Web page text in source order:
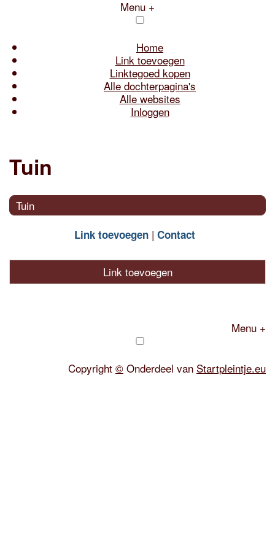
Menu +
Home
Link toevoegen
Linktegoed kopen
Alle dochterpagina's
Alle websites
Inloggen
Tuin
Tuin
Link toevoegen Contact
Link toevoegen
Menu +
Copyright © Onderdeel van Startpleintje.eu